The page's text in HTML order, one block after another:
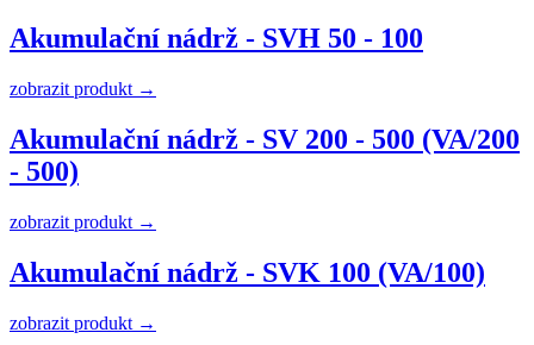
Akumulační nádrž - SVH 50 - 100
zobrazit produkt →
Akumulační nádrž - SV 200 - 500 (VA/200
- 500)
zobrazit produkt →
Akumulační nádrž - SVK 100 (VA/100)
zobrazit produkt →